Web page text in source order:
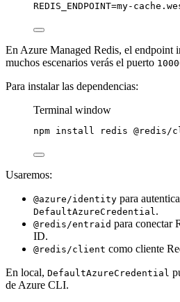
REDIS_ENDPOINT=my-
En Azure Managed Redis, el endpoint
muchos escenarios verás el puerto
Para instalar las dependencias:
Terminal window
npm install redis @redis/
Usaremos:
@azure/identity para
DefaultAzureCredential.
@redis/entraid para conectar
ID.
@redis/client como cliente
En local, DefaultAzureCredential
de Azure CLI.